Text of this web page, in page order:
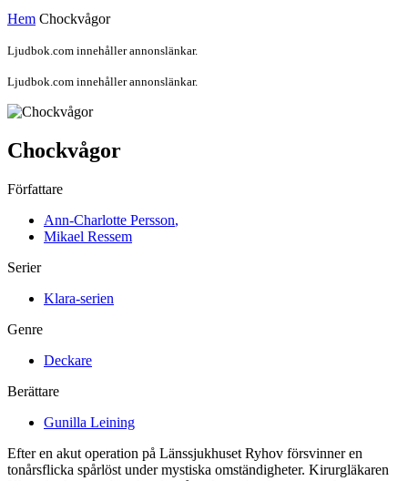
Hem Chockvågor
Ljudbok.com innehåller annonslänkar.
Ljudbok.com innehåller annonslänkar.
Chockvågor
Författare
Ann-Charlotte Persson,
Mikael Ressem
Serier
Klara-serien
Genre
Deckare
Berättare
Gunilla Leining
Efter en akut operation på Länssjukhuset Ryhov försvinner en
tonårsflicka spårlöst under mystiska omständigheter. Kirurgläkaren